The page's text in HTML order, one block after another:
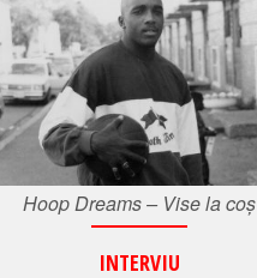
Hoop Dreams – Vise la coș
INTERVIU